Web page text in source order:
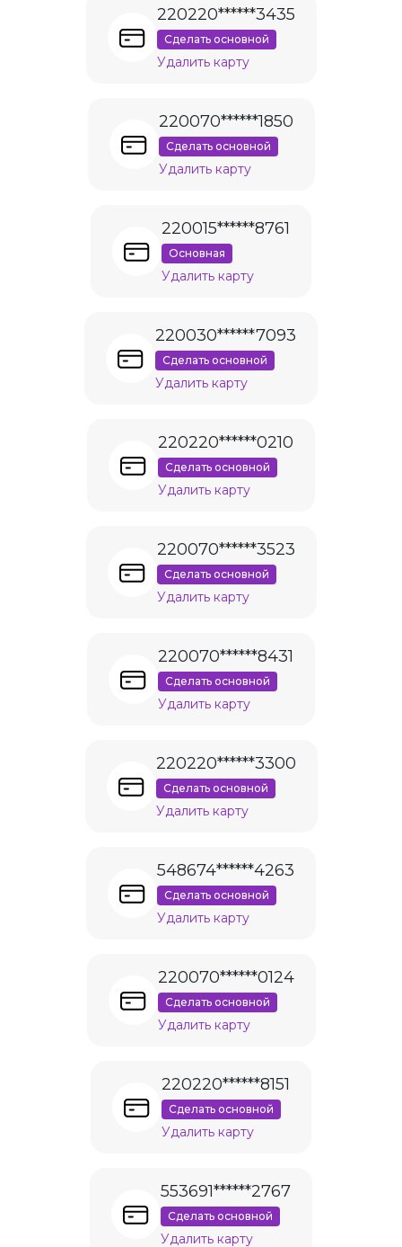
220220******3435
Сделать основной
Удалить карту
220070******1850
Сделать основной
Удалить карту
220015******8761
Основная
Удалить карту
220030******7093
Сделать основной
Удалить карту
220220******0210
Сделать основной
Удалить карту
220070******3523
Сделать основной
Удалить карту
220070******8431
Сделать основной
Удалить карту
220220******3300
Сделать основной
Удалить карту
548674******4263
Сделать основной
Удалить карту
220070******0124
Сделать основной
Удалить карту
220220******8151
Сделать основной
Удалить карту
553691******2767
Сделать основной
Удалить карту